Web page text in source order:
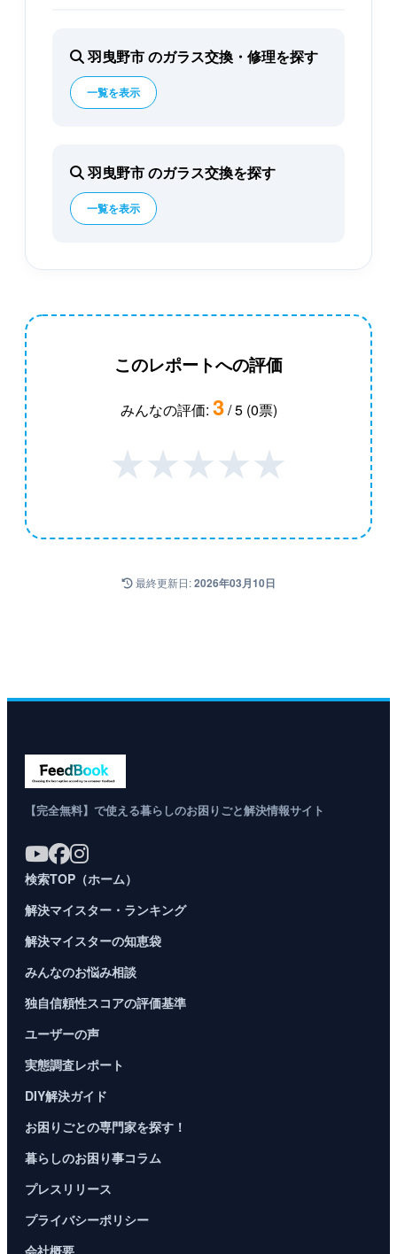
羽曳野市 のガラス交換・修理を探す
一覧を表示
羽曳野市 のガラス交換を探す
一覧を表示
このレポートへの評価
みんなの評価: 3/ 5 (0票)
★★★★★
最終更新日:2026年03月10日
【完全無料】で使える暮らしのお困りごと解決情報サイト
検索TOP（ホーム）
解決マイスター・ランキング
解決マイスターの知恵袋
みんなのお悩み相談
独自信頼性スコアの評価基準
ユーザーの声
実態調査レポート
DIY解決ガイド
お困りごとの専門家を探す！
暮らしのお困り事コラム
プレスリリース
プライバシーポリシー
会社概要